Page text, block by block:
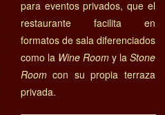
para eventos privados, que el
restaurante facilita en
formatos de sala diferenciados
como la Wine Roomy la Stone
Roomcon su propia terraza
privada.